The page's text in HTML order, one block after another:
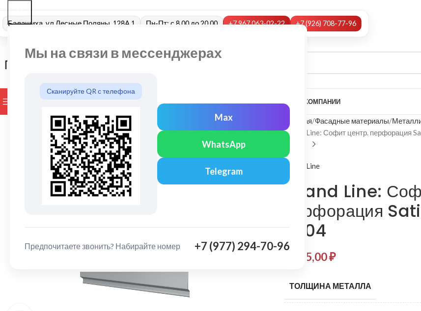
Мы на связи в мессенджерах
Сканируйте QR с телефона
Max
WhatsApp
Telegram
Предпочитаете звонить? Набирайте номер +7 (977) 294-70-96
Балашиха, ул Лесные Поляны, 128А 1 Пн-Пт: с 8.00 до 20.00 +7 967 063-02-22 +7 (926) 708-77-96
ПРОСМОТР КАТЕГОРИЙ БРЕНДЫ О КОМПАНИИ
Главная Фасадные материалы
Grand Line: Софит центр. перфорация
Grand Line
Grand Line:
перфорация
7004
1 135,00₽
ТОЛЩИНА МЕТАЛЛА